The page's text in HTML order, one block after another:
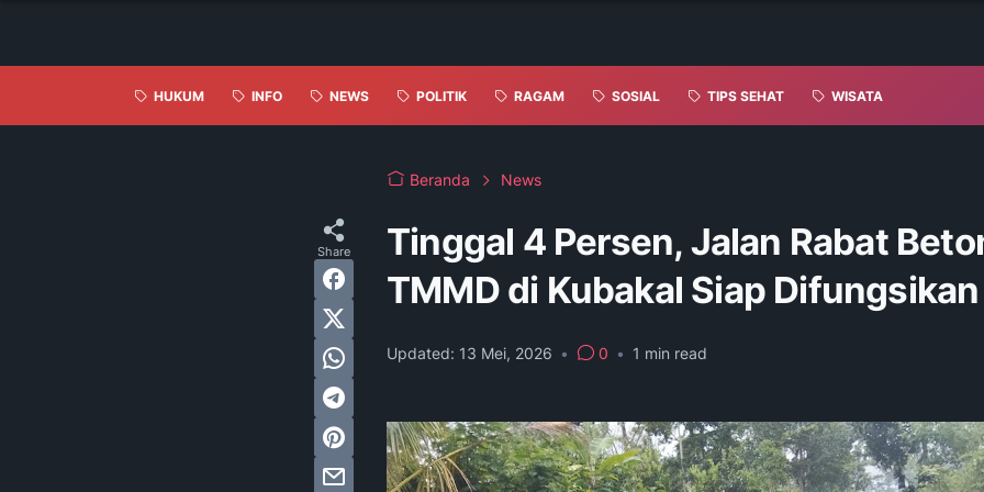
HUKUM INFO NEWS POLITIK RAGAM SOSIAL TIPS SEHAT WISATA
Beranda News
Tinggal 4 Persen, Jalan Rabat
TMMD di Kubakal Siap Difungsikan
Updated: 13 Mei, 2026 • 0 • 1 min read